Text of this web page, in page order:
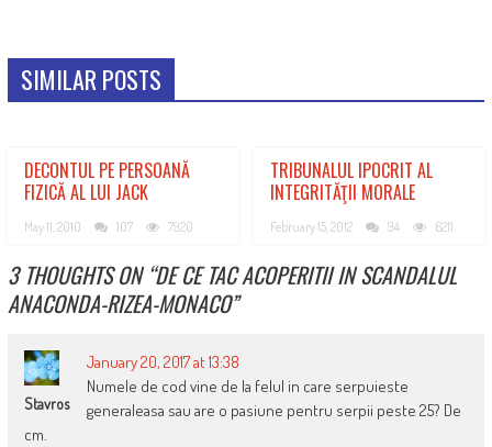
SIMILAR POSTS
DECONTUL PE PERSOANĂ
FIZICĂ AL LUI JACK
May 11, 2010 107 7920
TRIBUNALUL IPOCRIT AL
INTEGRITĂŢII MORALE
February 15, 2012 94 6211
3 THOUGHTS ON “DE CE TAC ACOPERITII IN SCANDALUL
ANACONDA-RIZEA-MONACO”
Stavros
January 20, 2017 at 13:38
Numele de cod vine de la felul in care serpuieste
generaleasa sau are o pasiune pentru serpii peste 25? De
cm.